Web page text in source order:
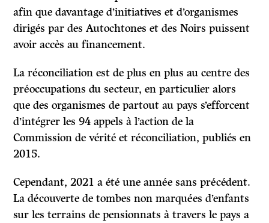
afin que davantage d’initiatives et d’organismes
dirigés par des Autochtones et des Noirs puissent
avoir accès au financement.
La réconciliation est de plus en plus au centre des
préoccupations du secteur, en particulier alors
que des organismes de partout au pays s’efforcent
d’intégrer les 94 appels à l’action de la
Commission de vérité et réconciliation, publiés en
2015.
Cependant, 2021 a été une année sans précédent.
La découverte de tombes non marquées d’enfants
sur les terrains de pensionnats à travers le pays a